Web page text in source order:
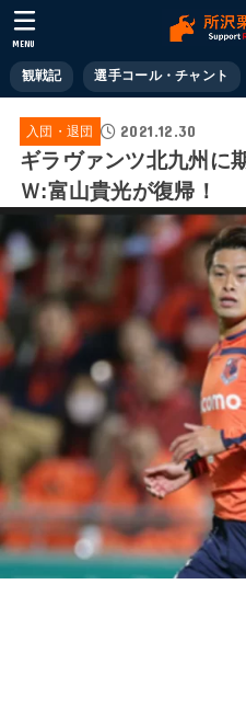
観戦記 選手コール・チャント
MENU
入団・退団 2021.12.30
ギラヴァンツ北九州に
Ｗ:富山貴光が復帰！